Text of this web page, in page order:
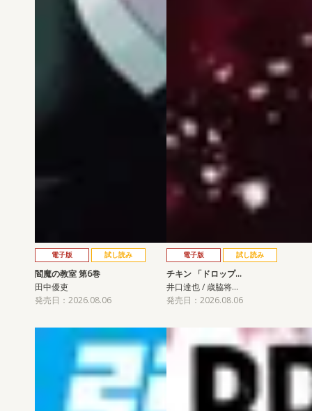
電子版 試し読み
閻魔の教室 第6巻
田中優吏
発売日：2026.08.06
電子版 試し読み
チキン 「ドロップ…
井口達也 / 歳脇将…
発売日：2026.08.06